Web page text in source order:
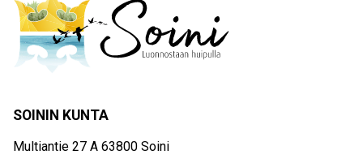
SOININ KUNTA
Multiantie 27 A 63800 Soini